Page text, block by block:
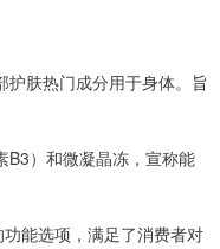
肤热门成分用于身体。旨
B3）和微凝晶冻，宣称能
能选项，满足了消费者对